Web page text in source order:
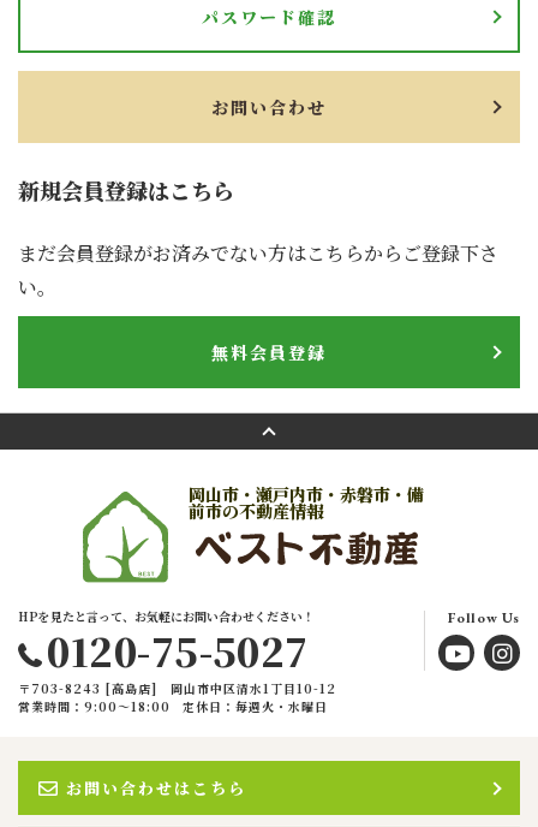
新規会員登録はこちら
まだ会員登録がお済みでない方はこちらからご登録下さ
い。
無料会員登録
パスワード確認
お問い合わせ
岡山市・瀬戸内市・赤磐市・備
前市の不動産情報
HPを見たと言って、お気軽にお問い合わせください！
0120-75-5027
Follow Us
〒703-8243 [高島店] 岡山市中区清水1丁目10-12
営業時間：9:00〜18:00
定休日：毎週火・水曜日
お問い合わせはこちら